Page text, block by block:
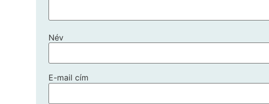
Név
E-mail cím